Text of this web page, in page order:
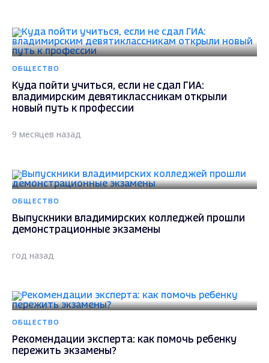
ОБЩЕСТВО
Куда пойти учиться, если не сдал ГИА:
владимирским девятиклассникам открыли
новый путь к профессии
9 месяцев назад
ОБЩЕСТВО
Выпускники владимирских колледжей прошли
демонстрационные экзамены
год назад
ОБЩЕСТВО
Рекомендации эксперта: как помочь ребенку
пережить экзамены?